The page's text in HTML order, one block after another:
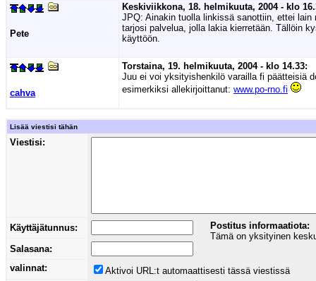
Pete
Keskiviikkona, 18. helmikuuta, 2004 - klo
JPQ: Ainakin tuolla linkissä sanottiin, ettei
tarjosi palvelua, jolla lakia kierretään. Tällöin
käyttöön.
cahva
Torstaina, 19. helmikuuta, 2004 - klo 14.33:
Juu ei voi yksityishenkilö varailla fi päätteisiä
esimerkiksi allekirjoittanut: www.po-rno.fi
Lisää viestisi tähän
Viestisi:
Käyttäjätunnus:
Postitus informaatiota:
Tämä on yksityinen
Salasana:
valinnat:
Aktivoi URL:t automaattisesti tässä viestissä